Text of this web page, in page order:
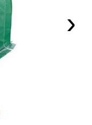
›